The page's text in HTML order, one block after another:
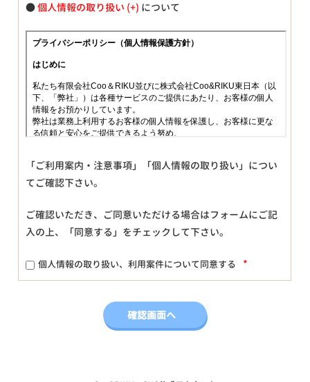
●個人情報の取り扱い について
「ご利用案内・注意事項」「個人情報の取り扱い」につい
てご確認下さい。
ご確認いただき、ご同意いただける場合はフォームにご記
入の上、「同意する」をチェックして下さい。
個人情報の取り扱い、利用案件について同意する *